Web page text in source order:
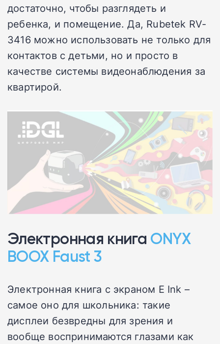
достаточно, чтобы разглядеть и
ребенка, и помещение. Да, Rubetek RV-
3416 можно использовать не только для
контактов с детьми, но и просто в
качестве системы видеонаблюдения за
квартирой.
Электронная книга ONYX
BOOX Faust 3
Электронная книга с экраном E Ink –
самое оно для школьника: такие
дисплеи безвредны для зрения и
вообще воспринимаются глазами как